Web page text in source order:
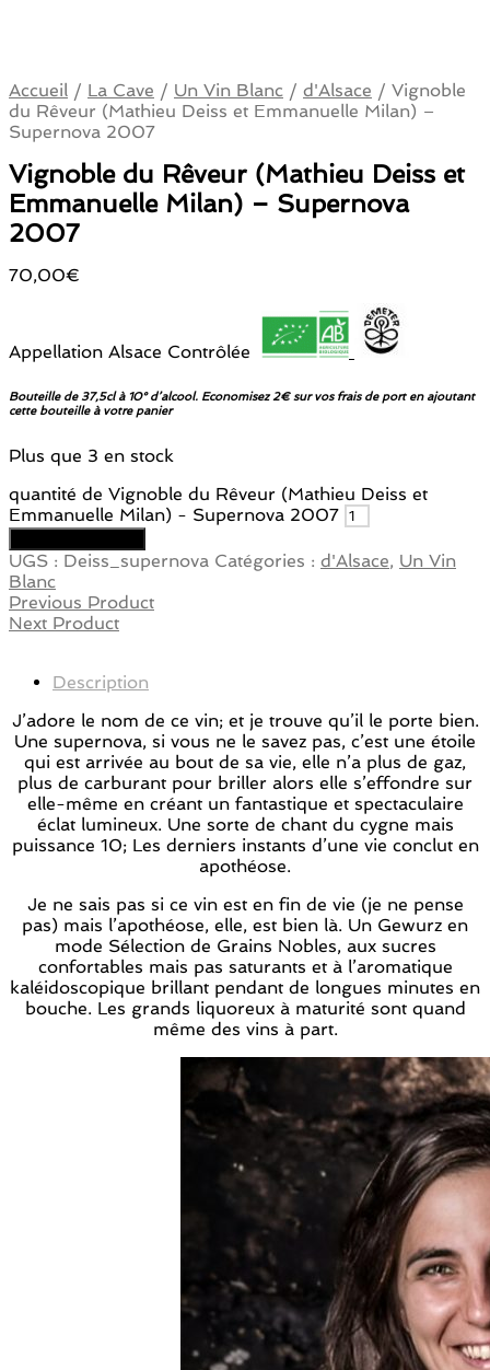
Accueil / La Cave / Un Vin Blanc / d'Alsace / Vignoble
du Rêveur (Mathieu Deiss et Emmanuelle Milan) –
Supernova 2007
Vignoble du Rêveur (Mathieu Deiss et
Emmanuelle Milan) – Supernova
2007
70,00€
Appellation Alsace Contrôlée
Bouteille de 37,5cl à 10° d’alcool. Economisez 2€ sur vos frais de port en ajoutant
cette bouteille à votre panier
Plus que 3 en stock
quantité de Vignoble du Rêveur (Mathieu Deiss et
Emmanuelle Milan) - Supernova 2007
UGS : Deiss_supernova Catégories : d'Alsace, Un Vin
Blanc
Previous Product
Next Product
Description
J’adore le nom de ce vin; et je trouve qu’il le porte bien.
Une supernova, si vous ne le savez pas, c’est une étoile
qui est arrivée au bout de sa vie, elle n’a plus de gaz,
plus de carburant pour briller alors elle s’effondre sur
elle-même en créant un fantastique et spectaculaire
éclat lumineux. Une sorte de chant du cygne mais
puissance 10; Les derniers instants d’une vie conclut en
apothéose.
Je ne sais pas si ce vin est en fin de vie (je ne pense
pas) mais l’apothéose, elle, est bien là. Un Gewurz en
mode Sélection de Grains Nobles, aux sucres
confortables mais pas saturants et à l’aromatique
kaléidoscopique brillant pendant de longues minutes en
bouche. Les grands liquoreux à maturité sont quand
même des vins à part.